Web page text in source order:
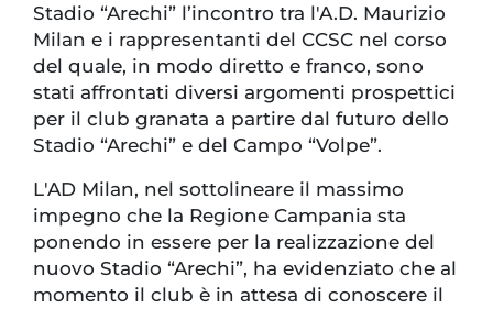
Stadio “Arechi” l’incontro tra l'A.D. Maurizio
Milan e i rappresentanti del CCSC nel corso
del quale, in modo diretto e franco, sono
stati affrontati diversi argomenti prospettici
per il club granata a partire dal futuro dello
Stadio “Arechi” e del Campo “Volpe”.
L'AD Milan, nel sottolineare il massimo
impegno che la Regione Campania sta
ponendo in essere per la realizzazione del
nuovo Stadio “Arechi”, ha evidenziato che al
momento il club è in attesa di conoscere il